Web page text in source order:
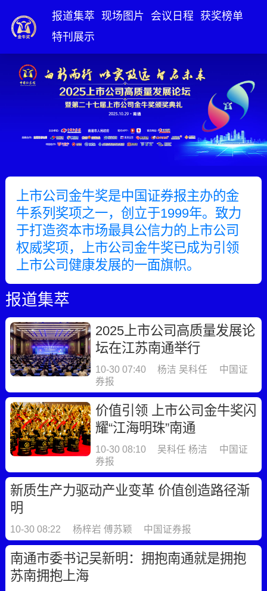
报道集萃 现场图片 会议日程
获奖榜单
特刊展示
上市公司金牛奖是中国证券报主办的金
牛系列奖项之一，创立于1999年。致力
于打造资本市场最具公信力的上市公司
权威奖项，上市公司金牛奖已成为引领
上市公司健康发展的一面旗帜。
报道集萃
2025上市公司高质量发展论
坛在江苏南通举行
10-30 07:40 杨洁 吴科任
中国证
券报
价值引领 上市公司金牛奖闪
耀“江海明珠”南通
10-30 08:10 吴科任 杨洁
中国证
券报
新质生产力驱动产业变革 价值创造路径渐
明
10-30 08:22 杨梓岩 傅苏颖 中国证券报
南通市委书记吴新明：拥抱南通就是拥抱
苏南拥抱上海